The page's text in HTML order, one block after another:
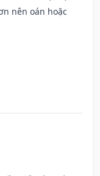
nên oán hoặc